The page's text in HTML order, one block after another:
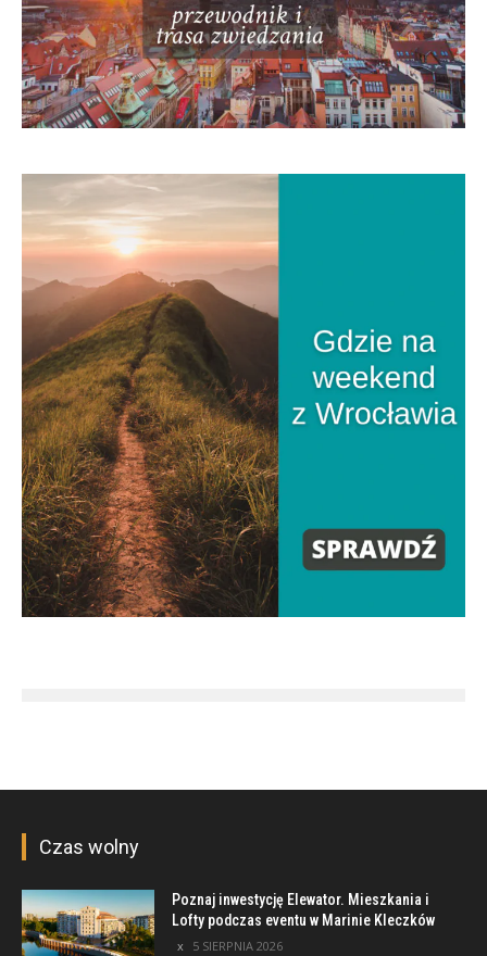
Czas wolny
Poznaj inwestycję Elewator. Mieszkania i
Lofty podczas eventu w Marinie Kleczków
5 SIERPNIA 2026